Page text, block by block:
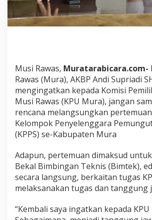
S
,
M
H
I
n
g
a
t
k
n
K
P
M
s
Musi Rawas, Muratarabicara.com-
Rawas (Mura), AKBP Andi Supriadi
mengingatkan kepada Komisi
Musi Rawas (KPU Mura), jangan
rencana melangsungkan
Kelompok Penyelenggara
(KPPS) se-Kabupaten Mura
Adapun, pertemuan dimaksud
Bekal Bimbingan Teknis (Bimtek),
secara langsung, berkaitan tugas
melaksanakan tugas dan tanggung
“Kembali saya ingatkan kepada KPU